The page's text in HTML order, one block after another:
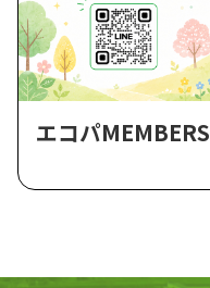
エコパMEMBERS